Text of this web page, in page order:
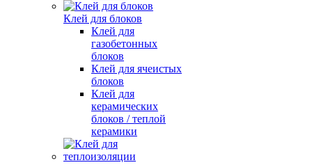
Клей для блоков
Клей для
газобетонных
блоков
Клей для ячеистых
блоков
Клей для
керамических
блоков / теплой
керамики